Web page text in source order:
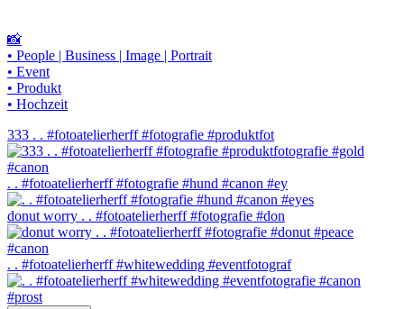
📸
• People | Business | Image | Portrait
• Event
• Produkt
• Hochzeit
333 . . #fotoatelierherff #fotografie #produktfot
. . #fotoatelierherff #fotografie #hund #canon #ey
donut worry . . #fotoatelierherff #fotografie #don
. . #fotoatelierherff #whitewedding #eventfotograf